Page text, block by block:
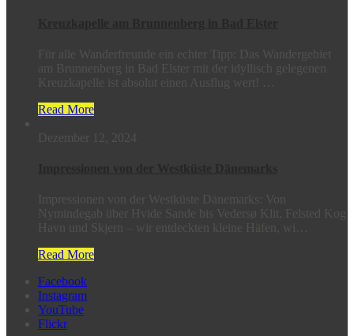
Für alle Wanderfreunde ein echter Tipp: Das Wandergebiet
am Brunnenberg in Bad Elster mit der idyllisch gelegenen
Kreuzkapelle ist absolut einen Ausflug wert! …
Read More
Dezember 12, 2024
Impressionen von der Westküste Dänemarks: Von
Nymindegab über Hvide Sande bis Vedersø Klit, Felsted Kog
Havn und Skjern – wir entdeckten kleine Häfen, wi…
Read More
Facebook
Instagram
YouTube
Flickr